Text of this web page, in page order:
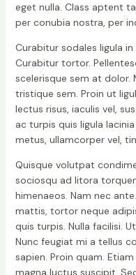
eget nulla. Class aptent
per conubia nostra, per
Curabitur sodales ligula
Curabitur tortor.
scelerisque sem at dolor.
tristique sem. Proin ut
lectus risus, iaculis vel,
ac turpis quis ligula
metus, ullamcorper vel,
Quisque volutpat
sociosqu ad litora
himenaeos. Nam nec
mattis, tortor neque
quis turpis. Nulla facilisi.
Nunc feugiat mi a tellus
sapien. Proin quam.
magna luctus suscipit.